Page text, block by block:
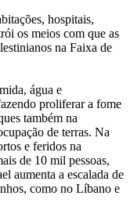
hospitais,
os meios com que as
na Faixa de
água e
proliferar a fome
também na
de terras. Na
e feridos na
de 10 mil pessoas,
aumenta a escalada de
como no Líbano e